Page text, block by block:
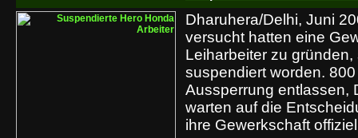
Dharuhera/Delhi, Juni
versucht hatten eine
Leiharbeiter zu
suspendiert worden.
Aussperrung entlassen,
warten auf die
ihre Gewerkschaft